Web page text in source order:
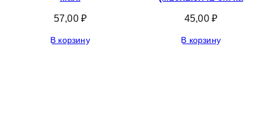
57,00 ₽
В корзину
45,00₽
В корзину